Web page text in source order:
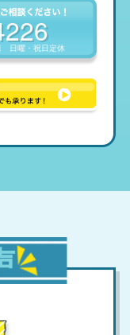
日曜・祝日定休